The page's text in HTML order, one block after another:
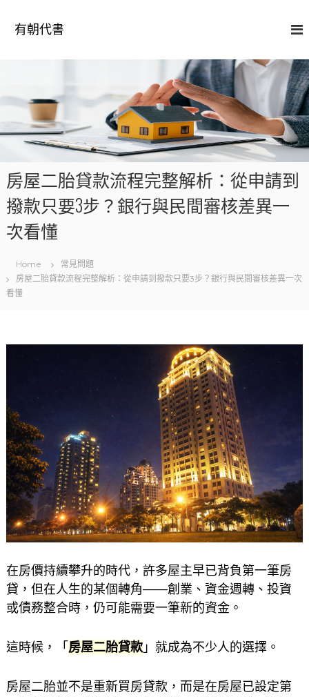
o
n
t
n
有朝代書
房屋二胎貸款流程完整解析：從申請到
撥款只要3步？銀行與民間審核差異一
次看懂
Home
常見問題
房屋二胎貸款流程完整解析：從申請到撥款只要3步？銀行與民間審核差異一次
看懂
在房價持續攀升的時代，許多屋主早已背負第一筆房
貸，但在人生的某個轉角——創業、資金週轉、投資
或債務整合時，仍可能需要一筆新的資金。
這時候，「 房屋二胎貸款」就成為不少人的選擇。
房屋二胎並不是重新買房貸款，而是在房屋已設定第